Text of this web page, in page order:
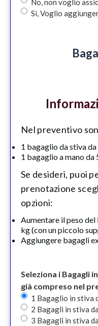
No, non voglio
Sì, Voglio
Nel preventivo
1 bagaglio da stiva
1 bagaglio a mano
Se desideri, puoi
prenotazione
opzioni:
Aumentare il peso
kg (con un piccolo
Aggiungere bagagli
Seleziona i Bagagli
già compreso nel
1 Bagaglio in stiva
2 Bagagli in stiva
3 Bagagli in stiva